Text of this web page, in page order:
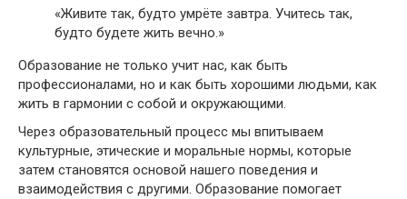
«Живите так, будто умрёте завтра. Учитесь так,
будто будете жить вечно.»
Образование не только учит нас, как быть
профессионалами, но и как быть хорошими людьми, как
жить в гармонии с собой и окружающими.
Через образовательный процесс мы впитываем
культурные, этические и моральные нормы, которые
затем становятся основой нашего поведения и
взаимодействия с другими. Образование помогает